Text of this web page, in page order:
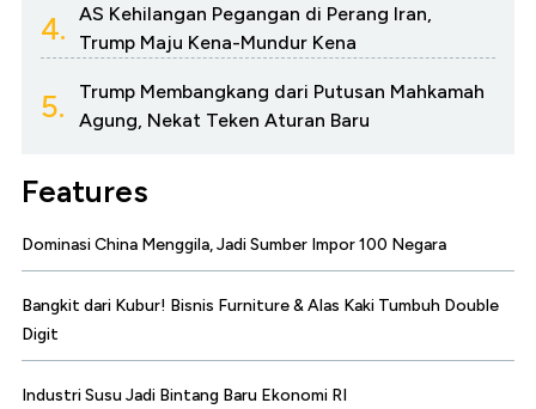
4.
AS Kehilangan Pegangan di Perang Iran,
Trump Maju Kena-Mundur Kena
5.
Trump Membangkang dari Putusan Mahkamah
Agung, Nekat Teken Aturan Baru
Features
Dominasi China Menggila, Jadi Sumber Impor 100 Negara
Bangkit dari Kubur! Bisnis Furniture & Alas Kaki Tumbuh Double
Digit
Industri Susu Jadi Bintang Baru Ekonomi RI